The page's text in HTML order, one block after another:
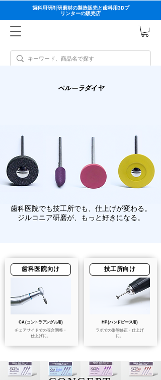
歯科用研削研磨材の製造販売と歯科用3Dプ
リンターの販売店
ペルーラダイヤ
歯科医院でも技工所でも、仕上げが変わる。
ジルコニア研磨が、もっと好きになる。
CA (コントラアングル用)
チェアサイドでの咬合調整・
仕上げに。
歯科医院向け
HP (ハンドピース用)
ラボでの形態修正・仕上げ
に。
技工所向け